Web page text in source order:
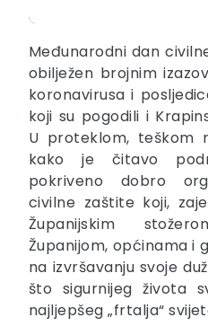
Međunarodni dan
obilježen brojnim
koronavirusa i
koji su pogodili i
U proteklom, teškom
kako je čitavo
pokriveno dobro
civilne zaštite koji,
Županijskim
Županijom, općinama i
na izvršavanju svoje
što sigurnijeg života
najljepšeg „frtalja“